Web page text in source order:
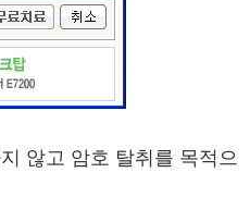
않고 암호 탈취를 목적으